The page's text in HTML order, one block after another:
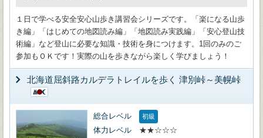
１日で学べる安全安心山歩き講習会シリーズです。「楽になる山歩
き編」「はじめての地図読み編」「地図読み実践編」「安心登山技
術編」など登山に必要な知識・技術を身につけます。1回のみのご
参加もＯＫです！実際の山を歩きながら楽しく学びましょう！
北海道屈斜路カルデラトレイルを歩く 津別峠～美幌峠
総合レベル 初級
体力レベル
★★☆☆☆